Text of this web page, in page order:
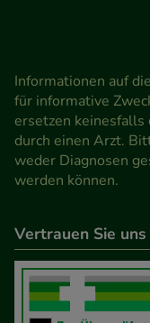
Informationen auf
für informative
ersetzen keinesfalls
durch einen Arzt.
weder Diagnosen
werden können.
Vertrauen Sie uns